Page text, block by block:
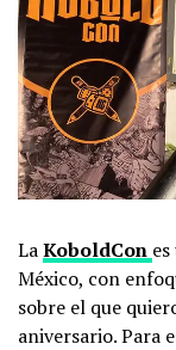
LaKoboldCon
México, con
sobre el que
aniversario. Para